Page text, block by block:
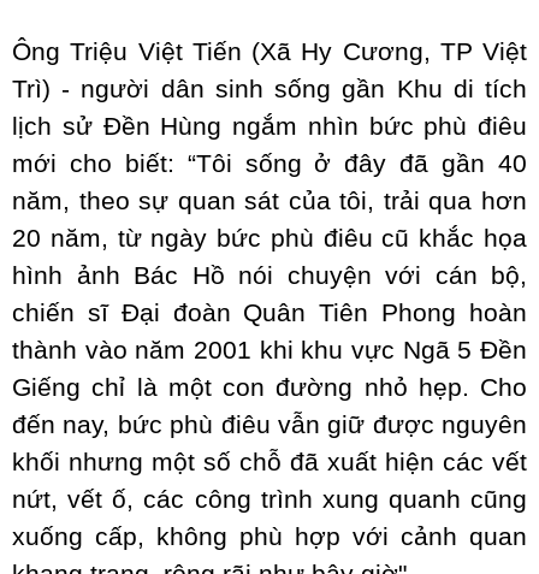
Ông Triệu Việt Tiến (Xã Hy Cương, TP Việt
Trì) - người dân sinh sống gần Khu di tích
lịch sử Đền Hùng ngắm nhìn bức phù điêu
mới cho biết: “Tôi sống ở đây đã gần 40
năm, theo sự quan sát của tôi, trải qua hơn
20 năm, từ ngày bức phù điêu cũ khắc họa
hình ảnh Bác Hồ nói chuyện với cán bộ,
chiến sĩ Đại đoàn Quân Tiên Phong hoàn
thành vào năm 2001 khi khu vực Ngã 5 Đền
Giếng chỉ là một con đường nhỏ hẹp. Cho
đến nay, bức phù điêu vẫn giữ được nguyên
khối nhưng một số chỗ đã xuất hiện các vết
nứt, vết ố, các công trình xung quanh cũng
xuống cấp, không phù hợp với cảnh quan